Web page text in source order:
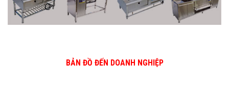
BẢN ĐỒ ĐẾN DOANH NGHIỆP